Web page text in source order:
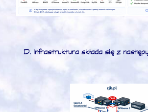
D. Infrastruktura składa się z